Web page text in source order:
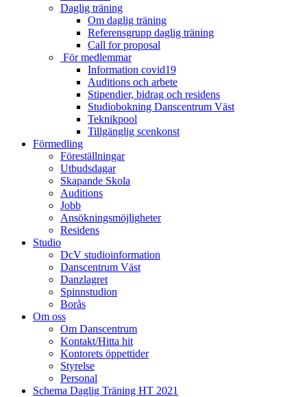
Daglig träning
Om daglig träning
Referensgrupp daglig träning
Call for proposal
För medlemmar
Information covid19
Auditions och arbete
Stipendier, bidrag och residens
Studiobokning Danscentrum Väst
Teknikpool
Tillgänglig scenkonst
Förmedling
Föreställningar
Utbudsdagar
Skapande Skola
Auditions
Jobb
Ansökningsmöjligheter
Residens
Studio
DcV studioinformation
Danscentrum Väst
Danzlagret
Spinnstudion
Borås
Om oss
Om Danscentrum
Kontakt/Hitta hit
Kontorets öppettider
Styrelse
Personal
Schema Daglig Träning HT 2021